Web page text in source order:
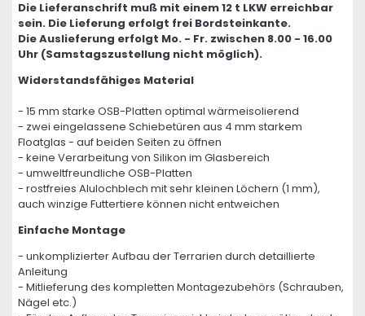
Die Lieferanschrift muß mit einem 12 t LKW erreichbar
sein. Die Lieferung erfolgt frei Bordsteinkante.
Die Auslieferung erfolgt Mo. - Fr. zwischen 8.00 - 16.00
Uhr (Samstagszustellung nicht möglich).
Widerstandsfähiges Material
- 15 mm starke OSB-Platten optimal wärmeisolierend
- zwei eingelassene Schiebetüren aus 4 mm starkem
Floatglas - auf beiden Seiten zu öffnen
- keine Verarbeitung von Silikon im Glasbereich
- umweltfreundliche OSB-Platten
- rostfreies Alulochblech mit sehr kleinen Löchern (1 mm),
auch winzige Futtertiere können nicht entweichen
Einfache Montage
- unkomplizierter Aufbau der Terrarien durch detaillierte
Anleitung
- Mitlieferung des kompletten Montagezubehörs (Schrauben,
Nägel etc.)